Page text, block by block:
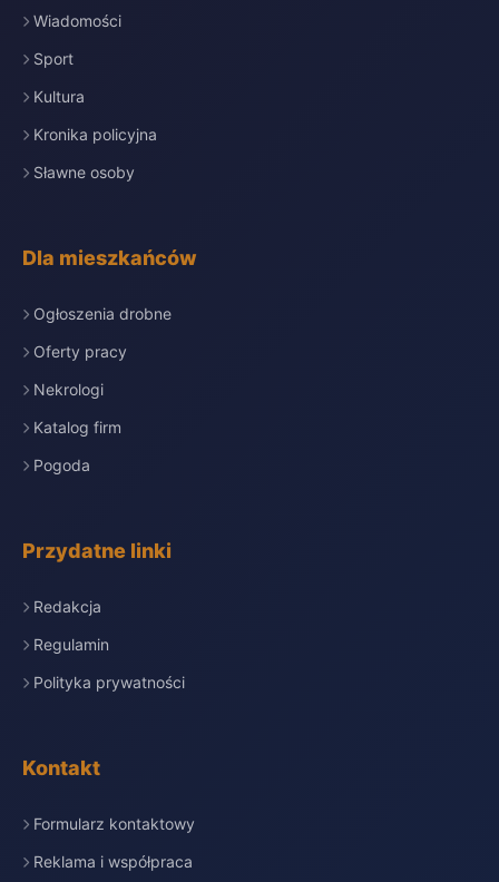
Wiadomości
Sport
Kultura
Kronika policyjna
Sławne osoby
Dla mieszkańców
Ogłoszenia drobne
Oferty pracy
Nekrologi
Katalog firm
Pogoda
Przydatne linki
Redakcja
Regulamin
Polityka prywatności
Kontakt
Formularz kontaktowy
Reklama i współpraca